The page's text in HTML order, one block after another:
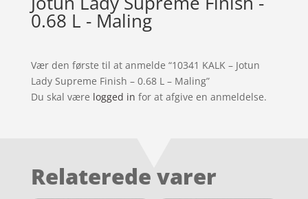
0.68 L - Maling
Vær den første til at anmelde “10341 KALK – Jotun
Lady Supreme Finish – 0.68 L – Maling”
Du skal være logged in for at afgive en anmeldelse.
Relaterede varer